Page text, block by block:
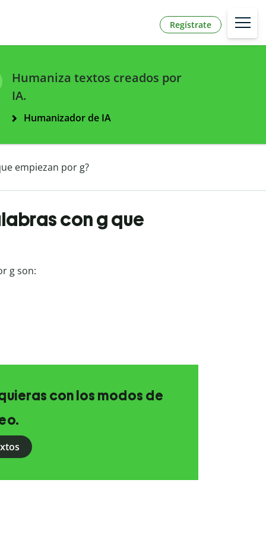
Regístrate
Humaniza textos creados por
IA.
Humanizador de IA
empiezan por g?
con g que
g son:
con los modos de